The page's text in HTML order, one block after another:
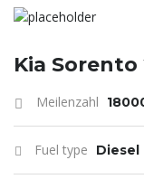
Kia Sorento
Meilenzahl
Fuel type Diesel